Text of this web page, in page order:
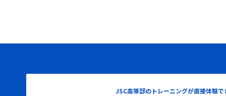
JSC高等部のトレーニングが直接体験で